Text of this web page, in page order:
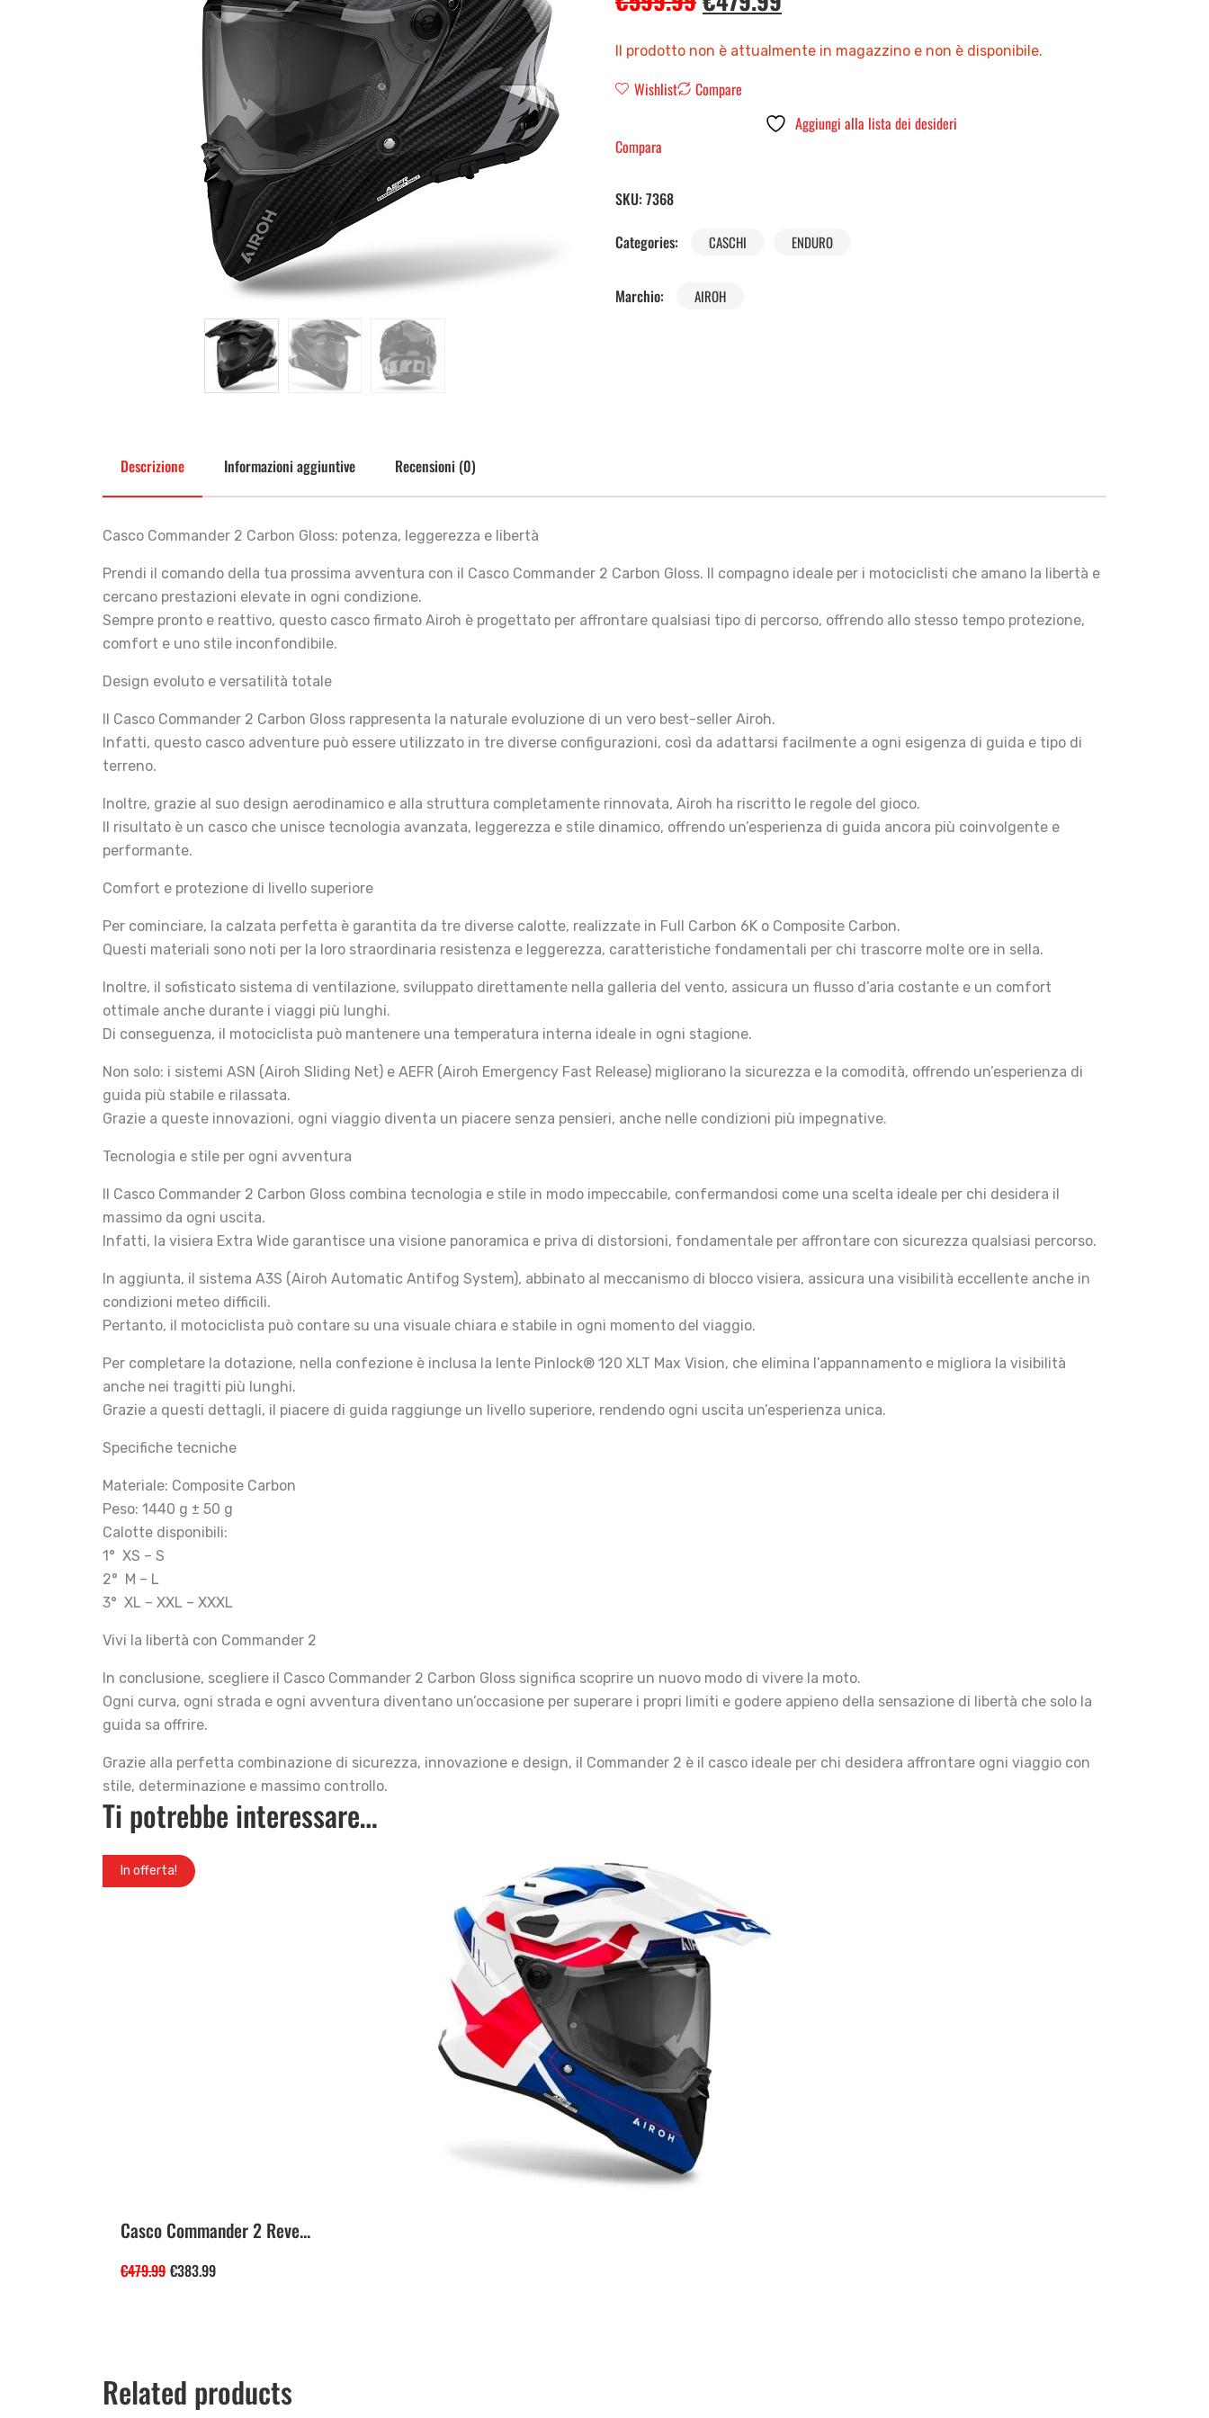
Il prodotto non è attualmente in magazzino e non è disponibile.
Wishlist
Compare
Aggiungi alla lista dei desideri
Compara
SKU: 7368
Categories:
CASCHI ENDURO
Marchio: AIROH
Descrizione Informazioni aggiuntive Recensioni (0)
Casco Commander 2 Carbon Gloss: potenza, leggerezza e libertà
Prendi il comando della tua prossima avventura con il Casco Commander 2 Carbon Gloss. Il compagno ideale per i motociclisti che amano la libertà e
cercano prestazioni elevate in ogni condizione.
Sempre pronto e reattivo, questo casco firmato Airoh è progettato per affrontare qualsiasi tipo di percorso, offrendo allo stesso tempo protezione,
comfort e uno stile inconfondibile.
Design evoluto e versatilità totale
Il Casco Commander 2 Carbon Gloss rappresenta la naturale evoluzione di un vero best-seller Airoh.
Infatti, questo casco adventure può essere utilizzato in tre diverse configurazioni, così da adattarsi facilmente a ogni esigenza di guida e tipo di
terreno.
Inoltre, grazie al suo design aerodinamico e alla struttura completamente rinnovata, Airoh ha riscritto le regole del gioco.
Il risultato è un casco che unisce tecnologia avanzata, leggerezza e stile dinamico, offrendo un’esperienza di guida ancora più coinvolgente e
performante.
Comfort e protezione di livello superiore
Per cominciare, la calzata perfetta è garantita da tre diverse calotte, realizzate in Full Carbon 6K o Composite Carbon.
Questi materiali sono noti per la loro straordinaria resistenza e leggerezza, caratteristiche fondamentali per chi trascorre molte ore in sella.
Inoltre, il sofisticato sistema di ventilazione, sviluppato direttamente nella galleria del vento, assicura un flusso d’aria costante e un comfort
ottimale anche durante i viaggi più lunghi.
Di conseguenza, il motociclista può mantenere una temperatura interna ideale in ogni stagione.
Non solo: i sistemi ASN (Airoh Sliding Net) e AEFR (Airoh Emergency Fast Release) migliorano la sicurezza e la comodità, offrendo un’esperienza di
guida più stabile e rilassata.
Grazie a queste innovazioni, ogni viaggio diventa un piacere senza pensieri, anche nelle condizioni più impegnative.
Tecnologia e stile per ogni avventura
Il Casco Commander 2 Carbon Gloss combina tecnologia e stile in modo impeccabile, confermandosi come una scelta ideale per chi desidera il
massimo da ogni uscita.
Infatti, la visiera Extra Wide garantisce una visione panoramica e priva di distorsioni, fondamentale per affrontare con sicurezza qualsiasi percorso.
In aggiunta, il sistema A3S (Airoh Automatic Antifog System), abbinato al meccanismo di blocco visiera, assicura una visibilità eccellente anche in
condizioni meteo difficili.
Pertanto, il motociclista può contare su una visuale chiara e stabile in ogni momento del viaggio.
Per completare la dotazione, nella confezione è inclusa la lente Pinlock® 120 XLT Max Vision, che elimina l’appannamento e migliora la visibilità
anche nei tragitti più lunghi.
Grazie a questi dettagli, il piacere di guida raggiunge un livello superiore, rendendo ogni uscita un’esperienza unica.
Specifiche tecniche
Materiale: Composite Carbon
Peso: 1440 g ± 50 g
Calotte disponibili:
1° XS – S
2° M – L
3° XL – XXL – XXXL
Vivi la libertà con Commander 2
In conclusione, scegliere il Casco Commander 2 Carbon Gloss significa scoprire un nuovo modo di vivere la moto.
Ogni curva, ogni strada e ogni avventura diventano un’occasione per superare i propri limiti e godere appieno della sensazione di libertà che solo la
guida sa offrire.
Grazie alla perfetta combinazione di sicurezza, innovazione e design, il Commander 2 è il casco ideale per chi desidera affrontare ogni viaggio con
stile, determinazione e massimo controllo.
Ti potrebbe interessare…
In offerta!
Casco Commander 2 Reve...
€479.99 €383.99
Related products